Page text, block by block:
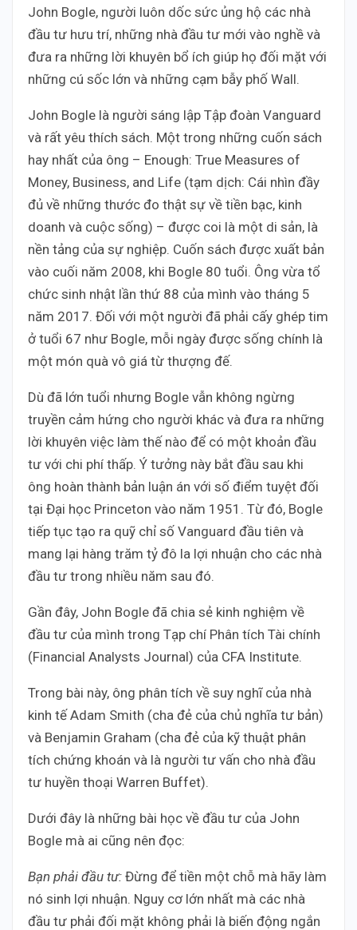
John Bogle, người luôn dốc sức ủng hộ các nhà
đầu tư hưu trí, những nhà đầu tư mới vào nghề và
đưa ra những lời khuyên bổ ích giúp họ đối mặt với
những cú sốc lớn và những cạm bẫy phố Wall.
John Bogle là người sáng lập Tập đoàn Vanguard
và rất yêu thích sách. Một trong những cuốn sách
hay nhất của ông – Enough: True Measures of
Money, Business, and Life (tạm dịch: Cái nhìn đầy
đủ về những thước đo thật sự về tiền bạc, kinh
doanh và cuộc sống) – được coi là một di sản, là
nền tảng của sự nghiệp. Cuốn sách được xuất bản
vào cuối năm 2008, khi Bogle 80 tuổi. Ông vừa tổ
chức sinh nhật lần thứ 88 của mình vào tháng 5
năm 2017. Đối với một người đã phải cấy ghép tim
ở tuổi 67 như Bogle, mỗi ngày được sống chính là
một món quà vô giá từ thượng đế.
Dù đã lớn tuổi nhưng Bogle vẫn không ngừng
truyền cảm hứng cho người khác và đưa ra những
lời khuyên việc làm thế nào để có một khoản đầu
tư với chi phí thấp. Ý tưởng này bắt đầu sau khi
ông hoàn thành bản luận án với số điểm tuyệt đối
tại Đại học Princeton vào năm 1951. Từ đó, Bogle
tiếp tục tạo ra quỹ chỉ số Vanguard đầu tiên và
mang lại hàng trăm tỷ đô la lợi nhuận cho các nhà
đầu tư trong nhiều năm sau đó.
Gần đây, John Bogle đã chia sẻ kinh nghiệm về
đầu tư của mình trong Tạp chí Phân tích Tài chính
(Financial Analysts Journal) của CFA Institute.
Trong bài này, ông phân tích về suy nghĩ của nhà
kinh tế Adam Smith (cha đẻ của chủ nghĩa tư bản)
và Benjamin Graham (cha đẻ của kỹ thuật phân
tích chứng khoán và là người tư vấn cho nhà đầu
tư huyền thoại Warren Buffet).
Dưới đây là những bài học về đầu tư của John
Bogle mà ai cũng nên đọc:
Bạn phải đầu tư: Đừng để tiền một chỗ mà hãy làm
nó sinh lợi nhuận. Nguy cơ lớn nhất mà các nhà
đầu tư phải đối mặt không phải là biến động ngắn